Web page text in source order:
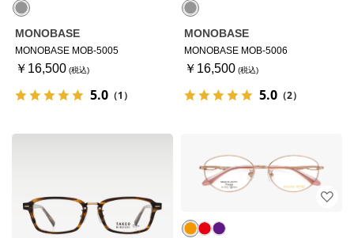
MONOBASE
MONOBASE MOB-5005
￥16,500
5.0 （1）
MONOBASE
MONOBASE MOB-5006
￥16,500
5.0 （2）